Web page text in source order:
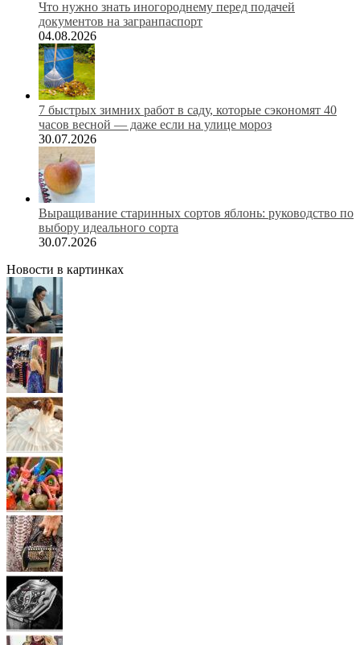
Что нужно знать иногороднему перед подачей
документов на загранпаспорт
04.08.2026
7 быстрых зимних работ в саду, которые сэкономят 40
часов весной — даже если на улице мороз
30.07.2026
Выращивание старинных сортов яблонь: руководство по
выбору идеального сорта
30.07.2026
Новости в картинках